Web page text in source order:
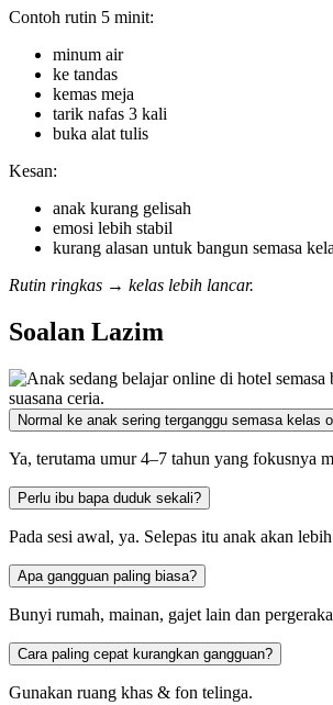
Contoh rutin 5 minit:
minum air
ke tandas
kemas meja
tarik nafas 3 kali
buka alat tulis
Kesan:
anak kurang gelisah
emosi lebih stabil
kurang alasan untuk bangun semasa
Rutin ringkas → kelas lebih lancar.
Soalan Lazim
Normal ke anak sering terganggu semasa kelas
Ya, terutama umur 4–7 tahun yang fokusnya
Perlu ibu bapa duduk sekali?
Pada sesi awal, ya. Selepas itu anak akan
Apa gangguan paling biasa?
Bunyi rumah, mainan, gajet lain dan
Cara paling cepat kurangkan gangguan?
Gunakan ruang khas & fon telinga.